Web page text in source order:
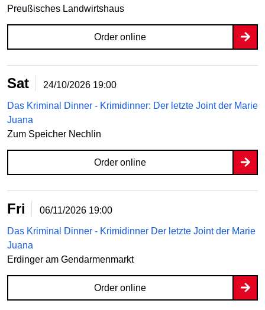
Preußisches Landwirtshaus
Order online
Sat 24/10/2026 19:00
Das Kriminal Dinner - Krimidinner: Der letzte Joint der Marie
Juana
Zum Speicher Nechlin
Order online
Fri 06/11/2026 19:00
Das Kriminal Dinner - Krimidinner Der letzte Joint der Marie
Juana
Erdinger am Gendarmenmarkt
Order online